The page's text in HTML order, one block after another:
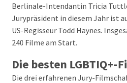
Berlinale-Intendantin Tricia
Jurypräsident in diesem Jahr ist
US-Regisseur Todd Haynes.
240 Filme am Start.
Die besten LGBTIQ+-
Die drei erfahrenen Jury-